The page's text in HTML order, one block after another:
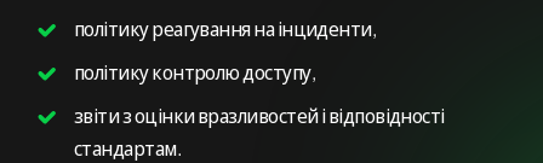
політику реагування на інциденти,
політику контролю доступу,
звіти з оцінки вразливостей і відповідності
стандартам.